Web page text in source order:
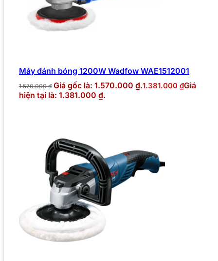
Máy đánh bóng 1200W Wadfow WAE1512001
1.570.000₫ Giá gốc là: 1.570.000 ₫.1.381.000 ₫Giá
hiện tại là: 1.381.000 ₫.